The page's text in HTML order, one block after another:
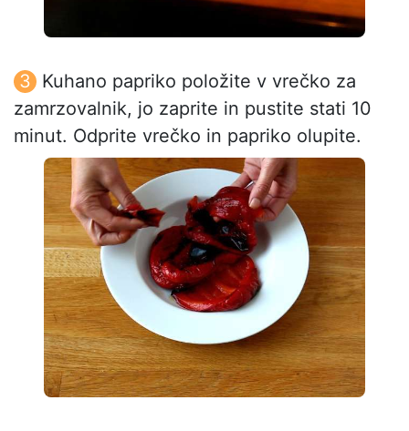
Kuhano papriko položite v vrečko za
zamrzovalnik, jo zaprite in pustite stati 10
minut. Odprite vrečko in papriko olupite.